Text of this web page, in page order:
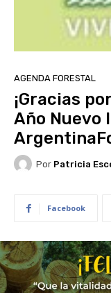
AGENDA FORESTAL
¡Gracias
Año Nuevo
Por Patricia
Facebook